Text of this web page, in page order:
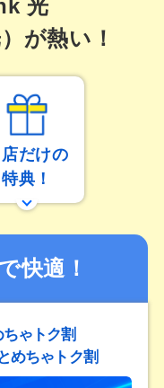
光
が熱い！
だけの
特典！
快適！
ゃトク割
めちゃトク割